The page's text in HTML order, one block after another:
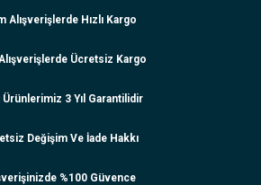
Alışverişlerde Hızlı Kargo
Ücretsiz Kargo
3 Yıl Garantilidir
Değişim Ve İade Hakkı
%100 Güvence